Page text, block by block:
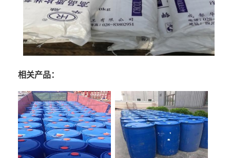
相关产品：